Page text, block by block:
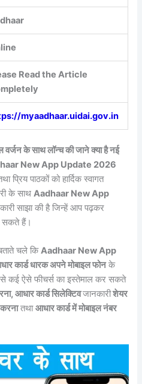
Read the Article
myaadhaar.uidai.gov.in
के साथ लॉन्च की जाने क्या है नई
New App Update 2026
पाठकों को हार्दिक स्वागत
के साथAadhaar New App
साझा की है जिन्हें आप पढ़कर
सकते हैं।
चले किAadhaar New App
कार्ड धारक अपने मोबाइल फोनके
कई ऐसे फीचर्स का इस्तेमाल कर सकते
आधार कार्ड सिलेक्टिवजानकारीशेयर
तथाआधार कार्ड में मोबाइल नंबर